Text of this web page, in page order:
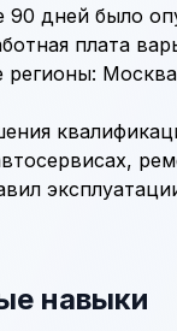
90 дней было
плата
навыки